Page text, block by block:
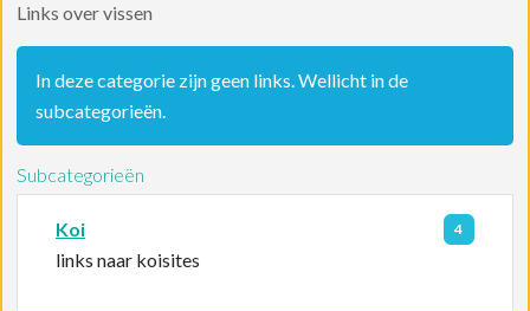
Links over vissen
Informatie
In deze categorie zijn geen links. Wellicht in de
subcategorieën.
Subcategorieën
Koi 4
links naar koisites